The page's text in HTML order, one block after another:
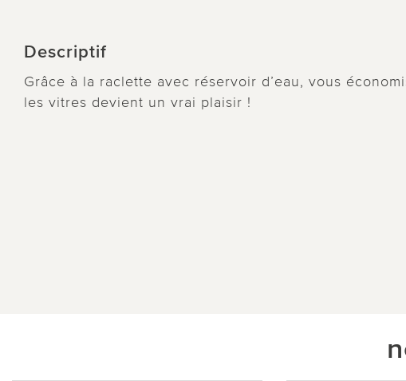
Descriptif
Grâce à la raclette avec réservoir d’eau, vous
les vitres devient un vrai plaisir !